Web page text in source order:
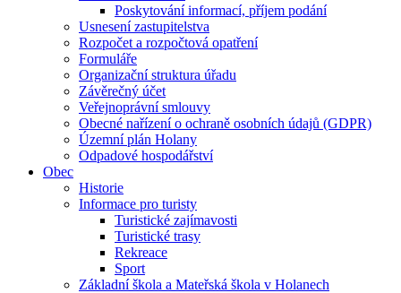
Poskytování informací, příjem podání
Usnesení zastupitelstva
Rozpočet a rozpočtová opatření
Formuláře
Organizační struktura úřadu
Závěrečný účet
Veřejnoprávní smlouvy
Obecné nařízení o ochraně osobních údajů (GDPR)
Územní plán Holany
Odpadové hospodářství
Obec
Historie
Informace pro turisty
Turistické zajímavosti
Turistické trasy
Rekreace
Sport
Základní škola a Mateřská škola v Holanech